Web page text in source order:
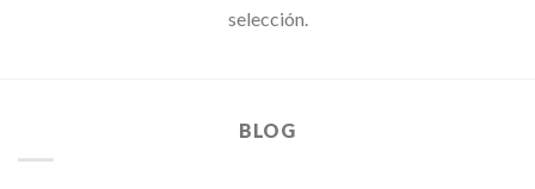
selección.
BLOG